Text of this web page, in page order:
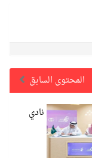
المحتوى السابق
نادي